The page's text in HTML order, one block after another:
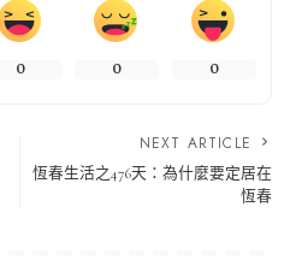
0 0 0
NEXT ARTICLE
恆春生活之476天：為什麼要定居在
恆春